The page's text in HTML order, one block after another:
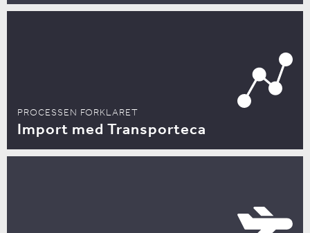
PROCESSEN FORKLARET
Import med Transporteca